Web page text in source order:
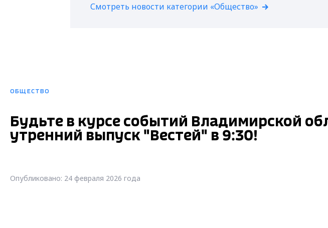
Смотреть новости категории «Общество»
ОБЩЕСТВО
Будьте в курсе событий Владимирской
утренний выпуск "Вестей" в 9:30!
Опубликовано: 24 февраля 2026 года